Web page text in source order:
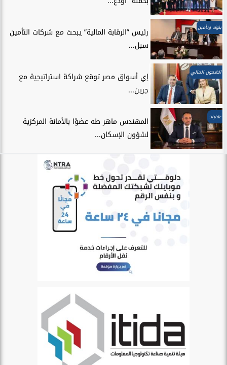
بنوك وتأمين
رئيس ”الرقابة المالية” يبحث مع شركات التأمين
سبل...
الشمول المالي
إي أسواق مصر توقع شراكة استراتيجية مع
جرين...
عقارات
المهندس ماهر طه عضوًا بالأمانة المركزية
لشؤون الإسكان...